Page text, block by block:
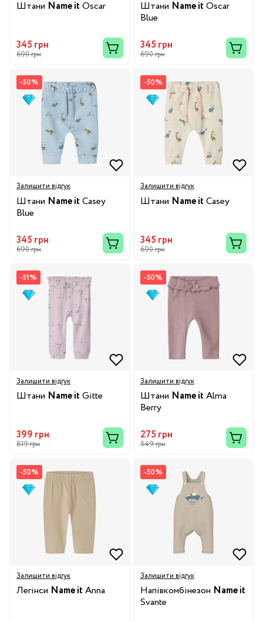
Штани Name it Oscar
345 грн
690 грн
Штани Name it Oscar
Blue
345 грн
690 грн
-50%
Залишити відгук
Штани Name it Casey
Blue
345 грн
690 грн
-50%
Залишити відгук
Штани Name it Casey
345 грн
690 грн
-51%
Залишити відгук
Штани Name it Gitte
399 грн
819 грн
-50%
Залишити відгук
Штани Name it Alma
Berry
275 грн
549 грн
-50%
Залишити відгук
Легінси Name it Anna
-50%
Залишити відгук
Напівкомбінезон Name it
Svante